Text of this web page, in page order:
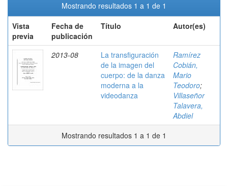
Mostrando resultados 1 a 1 de 1
Vista
previa
Fecha de
publicación
Título Autor(es)
2013-08
La transfiguración
de la imagen del
cuerpo: de la danza
moderna a la
videodanza
Ramírez
Cobián,
Mario
Teodoro;
Villaseñor
Talavera,
Abdiel
Mostrando resultados 1 a 1 de 1